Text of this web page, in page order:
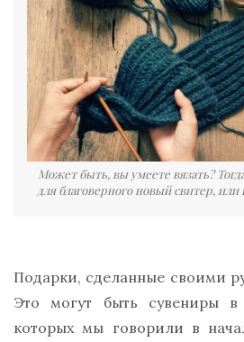
Может быть, вы умеете вязать?
для благоверного новый свитер,
Подарки, сделанные своими
Это могут быть сувениры
которых мы говорили в